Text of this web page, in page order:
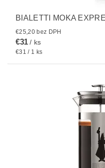
BIALETTI MOKA
€25,20 bez DPH
€31/ ks
€31 / 1 ks